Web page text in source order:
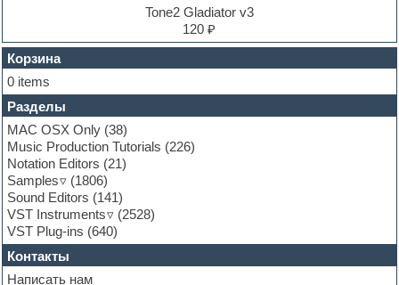
FL Studio
Flute
Folk samples
Fruityloops
Funk
Garritan
General MIDI kits
Guitar emulation
Guitar loops
Guitar processing and effects
Hands-up samples
Hardstyle
Heavy metal sample packs
Hip-hop
House music
Tone2 Gladiator v3
120 ₽
Корзина
0 items
Разделы
MAC OSX Only (38)
Music Production Tutorials (226)
Notation Editors (21)
Samples
(1806)
Sound Editors (141)
VST Instruments
(2528)
VST Plug-ins (640)
Контакты
Написать нам